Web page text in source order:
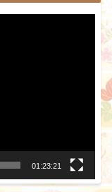
01:23:21